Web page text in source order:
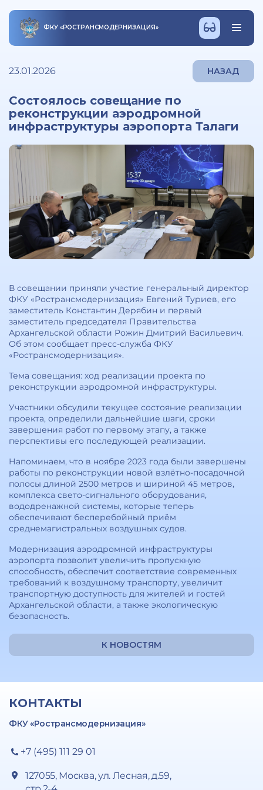
ФКУ «РОСТРАНСМОДЕРНИЗАЦИЯ»
23.01.2026 НАЗАД
Состоялось совещание по
реконструкции аэродромной
инфраструктуры аэропорта Талаги
В совещании приняли участие генеральный директор
ФКУ «Ространсмодернизация» Евгений Туриев, его
заместитель Константин Дерябин и первый
заместитель председателя Правительства
Архангельской области Рожин Дмитрий Васильевич.
Об этом сообщает пресс-служба ФКУ
«Ространсмодернизация».
Тема совещания: ход реализации проекта по
реконструкции аэродромной инфраструктуры.
Участники обсудили текущее состояние реализации
проекта, определили дальнейшие шаги, сроки
завершения работ по первому этапу, а также
перспективы его последующей реализации.
Напоминаем, что в ноябре 2023 года были завершены
работы по реконструкции новой взлётно-посадочной
полосы длиной 2500 метров и шириной 45 метров,
комплекса свето-сигнального оборудования,
вододренажной системы, которые теперь
обеспечивают бесперебойный приём
среднемагистральных воздушных судов.
Модернизация аэродромной инфраструктуры
аэропорта позволит увеличить пропускную
способность, обеспечит соответствие современных
требований к воздушному транспорту, увеличит
транспортную доступность для жителей и гостей
Архангельской области, а также экологическую
безопасность.
К НОВОСТЯМ
КОНТАКТЫ
ФКУ «Ространсмодернизация»
+7 (495) 111 29 01
127055, Москва, ул. Лесная, д.59,